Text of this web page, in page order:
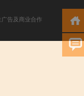
告及商业合作